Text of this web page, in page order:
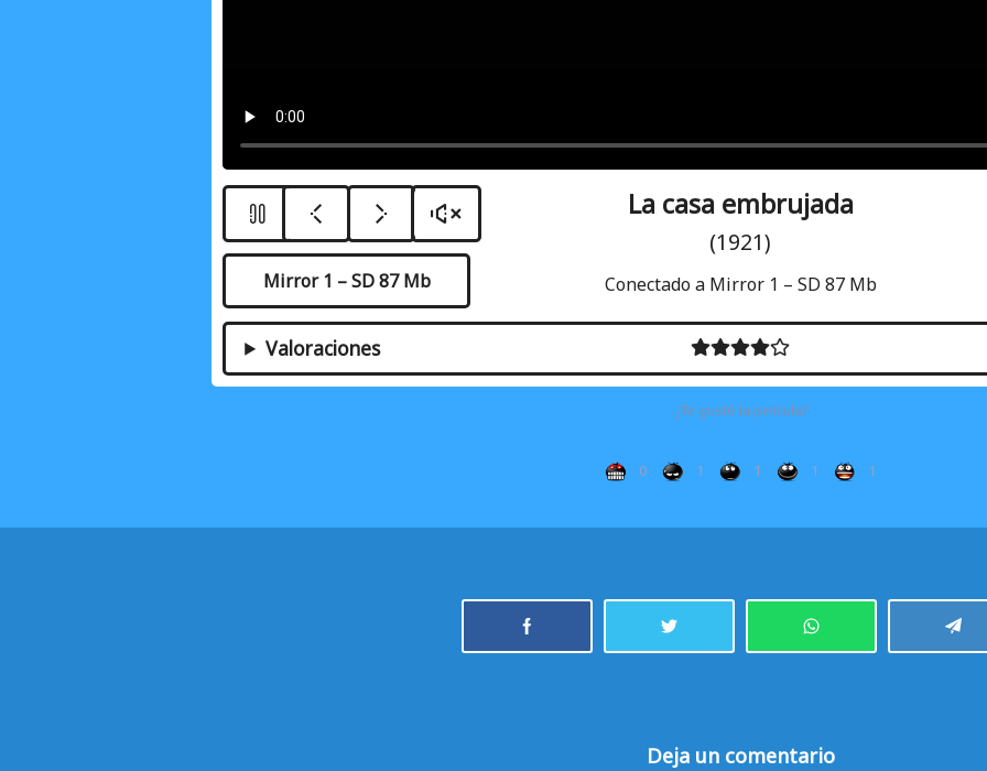
La casa embrujada
(1921)
Conectado a Mirror 1 – SD 87 Mb
Mirror 1 – SD 87 Mb
Valoraciones
¿Te gustó la película?
0 1 1 1 1
Deja un comentario